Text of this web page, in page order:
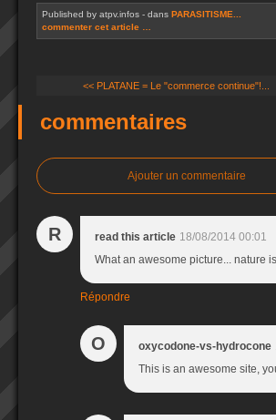
Published by atpv.infos - dans PARASITISME...
commenter cet article
<< PLATANE = Le "commerce continue"!...
commentaires
Ajouter un commentaire
R read this article 18/08/2014 00:01
What an awesome picture... nature
Répondre
O oxycodone-vs-hydrocone
This is an awesome site,